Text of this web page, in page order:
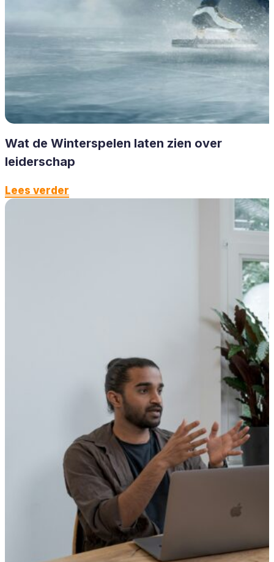
Wat de Winterspelen laten zien over
leiderschap
Lees verder